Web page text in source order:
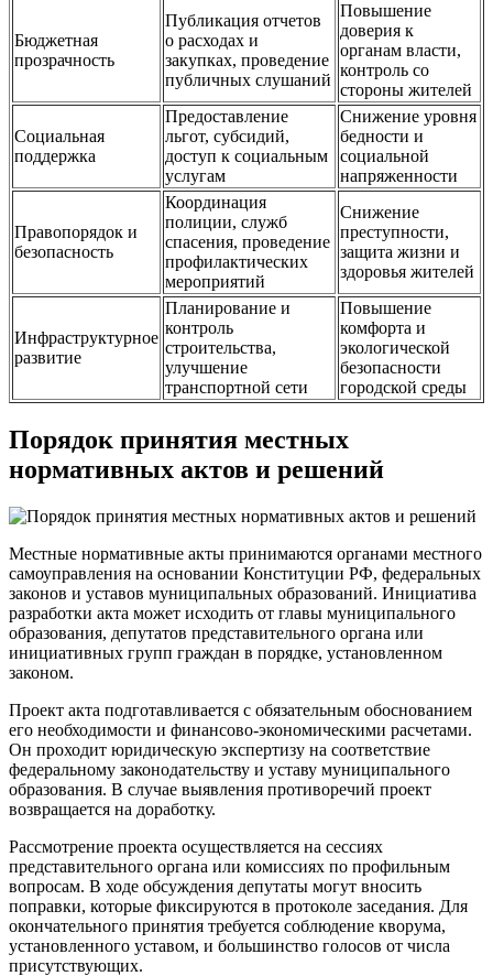
Бюджетная
прозрачность
Публикация отчетов
о расходах и
закупках, проведение
публичных слушаний
Повышение
доверия к
органам власти,
контроль со
стороны жителей
Социальная
поддержка
Предоставление
льгот, субсидий,
доступ к социальным
услугам
Снижение уровня
бедности и
социальной
напряженности
Правопорядок и
безопасность
Координация
полиции, служб
спасения, проведение
профилактических
мероприятий
Снижение
преступности,
защита жизни и
здоровья жителей
Инфраструктурное
развитие
Планирование и
контроль
строительства,
улучшение
транспортной сети
Повышение
комфорта и
экологической
безопасности
городской среды
Порядок принятия местных
нормативных актов и решений
Местные нормативные акты принимаются органами местного
самоуправления на основании Конституции РФ, федеральных
законов и уставов муниципальных образований. Инициатива
разработки акта может исходить от главы муниципального
образования, депутатов представительного органа или
инициативных групп граждан в порядке, установленном
законом.
Проект акта подготавливается с обязательным обоснованием
его необходимости и финансово-экономическими расчетами.
Он проходит юридическую экспертизу на соответствие
федеральному законодательству и уставу муниципального
образования. В случае выявления противоречий проект
возвращается на доработку.
Рассмотрение проекта осуществляется на сессиях
представительного органа или комиссиях по профильным
вопросам. В ходе обсуждения депутаты могут вносить
поправки, которые фиксируются в протоколе заседания. Для
окончательного принятия требуется соблюдение кворума,
установленного уставом, и большинство голосов от числа
присутствующих.